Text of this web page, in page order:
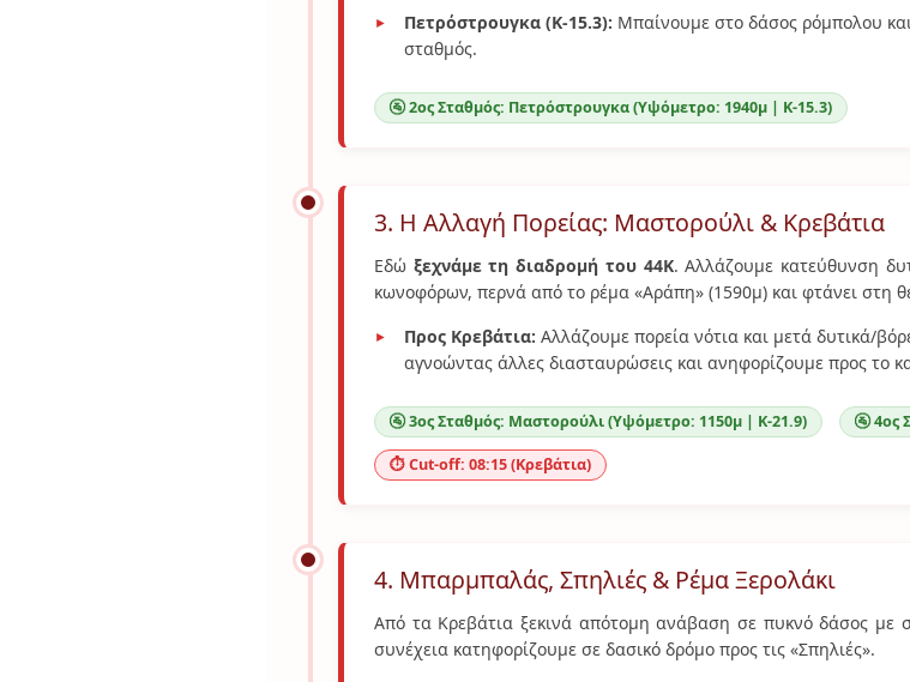
Πετρόστρουγκα (Κ-15.3): Μπαίνουμε στο δάσος ρόμπολου
σταθμός.
🚰 2ος Σταθμός: Πετρόστρουγκα (Υψόμετρο: 1940μ | Κ-15.3)
3. Η Αλλαγή Πορείας: Μαστορούλι & Κρεβάτια
Εδώ ξεχνάμε τη διαδρομή του 44K. Αλλάζουμε κατεύθυνση
κωνοφόρων, περνά από το ρέμα «Αράπη» (1590μ) και φτάνει στη
Προς Κρεβάτια: Αλλάζουμε πορεία νότια και μετά δυτικά/
αγνοώντας άλλες διασταυρώσεις και ανηφορίζουμε προς το
🚰 3ος Σταθμός: Μαστορούλι (Υψόμετρο: 1150μ | Κ-21.9) 🚰 4ος
⏱️ Cut-off: 08:15 (Κρεβάτια)
4. Μπαρμπαλάς, Σπηλιές & Ρέμα Ξερολάκι
Από τα Κρεβάτια ξεκινά απότομη ανάβαση σε πυκνό δάσος με
συνέχεια κατηφορίζουμε σε δασικό δρόμο προς τις «Σπηλιές».